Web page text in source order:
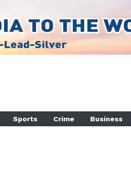
Sports Crime Business